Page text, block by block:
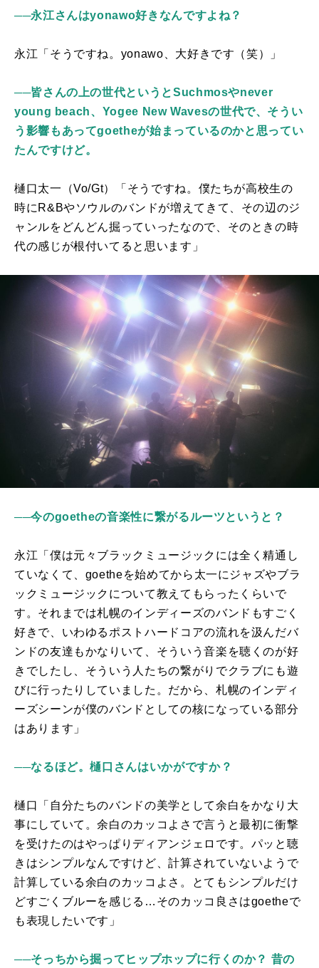
──永江さんはyonawo好きなんですよね？
永江「そうですね。 yonawo 、大好きです（笑）」
──皆さんの上の世代というとSuchmosやnever
young beach、Yogee New Wavesの世代で、そうい
う影響もあってgoetheが始まっているのかと思ってい
たんですけど。
樋口太一（Vo/Gt）「そうですね。僕たちが高校生の
時に R&Bやソウルのバンドが増えてきて、その辺のジ
ャンルをどんどん掘っていったなので、そのときの時
代の感じが根付いてると思います」
──今のgoetheの音楽性に繋がるルーツというと？
永江「僕は元々ブラックミュージックには全く精通し
ていなくて、 goetheを始めてから太一にジャズやブラ
ックミュージックについて教えてもらったくらいで
す。それまでは札幌のインディーズのバンドもすごく
好きで、いわゆるポストハードコアの流れを汲んだバ
ンドの友達もかなりいて、そういう音楽を聴くのが好
きでしたし、そういう人たちの繋がりでクラブにも遊
びに行ったりしていました。だから、札幌のインディ
ーズシーンが僕のバンドとしての核になっている部分
はあります」
──なるほど。樋口さんはいかがですか？
樋口「自分たちのバンドの美学として余白をかなり大
事にしていて。余白のカッコよさで言うと最初に衝撃
を受けたのはやっぱりディアンジェロです。パッと聴
きはシンプルなんですけど、計算されていないようで
計算している余白のカッコよさ。とてもシンプルだけ
どすごくブルーを感じる…そのカッコ良さはgoetheで
も表現したいです」
──そっちから掘ってヒップホップに行くのか？ 昔の